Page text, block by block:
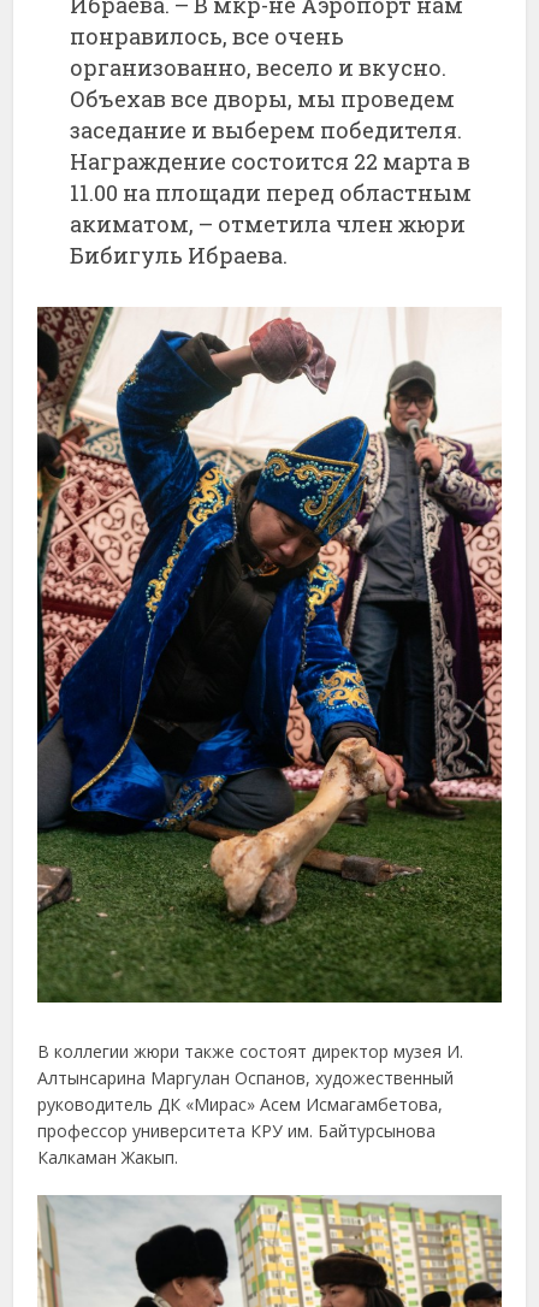
понравилось, все очень
организованно, весело и вкусно.
Объехав все дворы, мы проведем
заседание и выберем победителя.
Награждение состоится 22 марта в
11.00 на площади перед областным
акиматом, – отметила член жюри
Бибигуль Ибраева.
В коллегии жюри также состоят директор музея И.
Алтынсарина Маргулан Оспанов, художественный
руководитель ДК «Мирас» Асем Исмагамбетова,
профессор университета КРУ им. Байтурсынова
Калкаман Жакып.